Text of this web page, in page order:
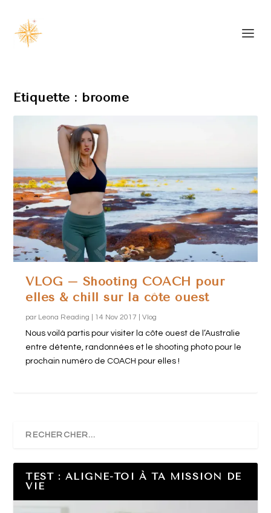
Étiquette : broome
VLOG – Shooting COACH pour
elles & chill sur la côte ouest
par Leona Reading 14 Nov 2017 |Vlog
Nous voilà partis pour visiter la côte ouest de l’Australie
entre détente, randonnées et le shooting photo pour le
prochain numéro de COACH pour elles !
TEST : ALIGNE-TOI À TA MISSION DE
VIE